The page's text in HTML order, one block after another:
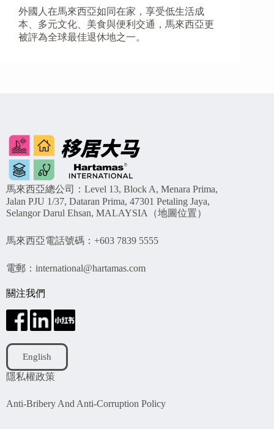
外國人在馬來西亞如同在家，享受低生活成
本、多元文化、美食與便利交通，馬來西亞更
被評為全球最佳退休地之一。
馬來西亞總公司：Level 13, Block A, Menara Prima,
Jalan PJU 1/37, Dataran Prima, 47301 Petaling Jaya,
Selangor Darul Ehsan, MALAYSIA（地圖位置）
馬來西亞電話號碼：+603 7839 5555
電郵： international@hartamas.com
關注我們
English
隱私權政策
Anti-Bribery And Anti-Corruption Policy